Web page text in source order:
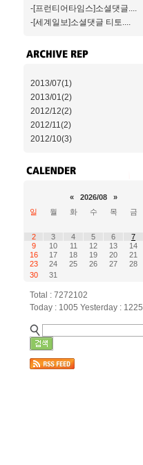
-[프런티어타임스]소셜댓글....
-[세계일보]소셜댓글 티토....
2013/07(1)
2013/01(2)
2012/12(2)
2012/11(2)
2012/10(3)
« 2026/08
»
일
월 화 수 목 금
2
3 4 5 6 7
9
10 11 12 13 14
16
17 18 19 20 21
23
24 25 26 27 28
30
31
Total : 7272102
Today : 1005 Yesterday : 1225